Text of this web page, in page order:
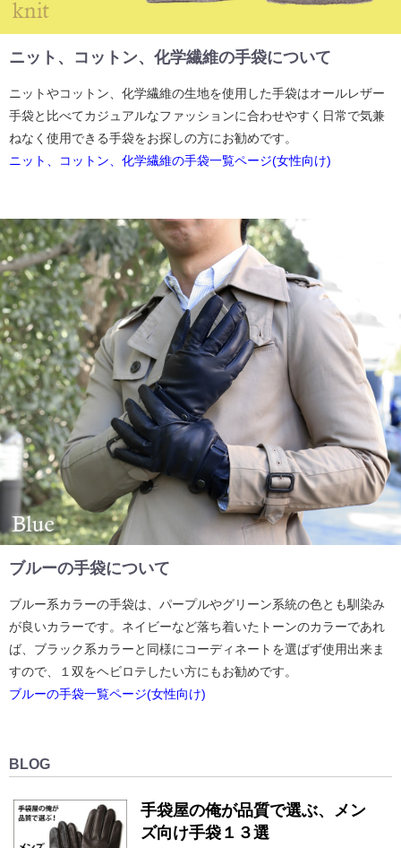
ニット、コットン、化学繊維の手袋について
ニットやコットン、化学繊維の生地を使用した手袋はオールレザー
手袋と比べてカジュアルなファッションに合わせやすく日常で気兼
ねなく使用できる手袋をお探しの方にお勧めです。
ニット、コットン、化学繊維の手袋一覧ページ(女性向け)
ブルーの手袋について
ブルー系カラーの手袋は、パープルやグリーン系統の色とも馴染み
が良いカラーです。ネイビーなど落ち着いたトーンのカラーであれ
ば、ブラック系カラーと同様にコーディネートを選ばず使用出来ま
すので、１双をヘビロテしたい方にもお勧めです。
ブルーの手袋一覧ページ(女性向け)
BLOG
手袋屋の俺が品質で選ぶ、メン
ズ向け手袋１３選